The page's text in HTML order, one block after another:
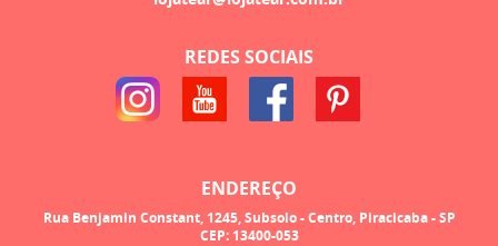
REDES SOCIAIS
ENDEREÇO
Rua Benjamin Constant, 1245, Subsolo-Centro, Piracicaba-SP
CEP: 13400-053